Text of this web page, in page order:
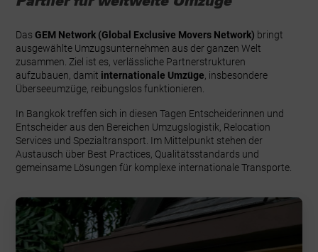
DasGEM Network (Global Exclusive Movers Network) bringt
ausgewählte Umzugsunternehmen aus der ganzen Welt
zusammen. Ziel ist es, verlässliche Partnerstrukturen
aufzubauen, damit internationale Umzüge , insbesondere
Überseeumzüge, reibungslos funktionieren.
In Bangkok treffen sich in diesen Tagen Entscheiderinnen und
Entscheider aus den Bereichen Umzugslogistik, Relocation
Services und Spezialtransport. Im Mittelpunkt stehen der
Austausch über Best Practices, Qualitätsstandards und
gemeinsame Lösungen für komplexe internationale Transporte.